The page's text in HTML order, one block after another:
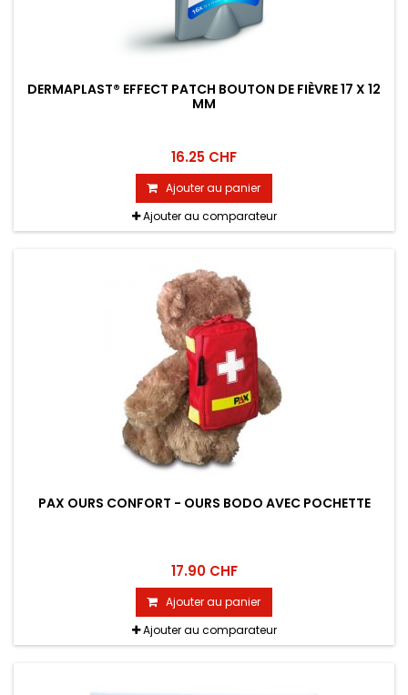
DERMAPLAST® EFFECT PATCH BOUTON DE FIÈVRE 17 X 12
MM
16.25 CHF
Ajouter au panier
Ajouter au comparateur
PAX OURS CONFORT - OURS BODO AVEC POCHETTE
17.90 CHF
Ajouter au panier
Ajouter au comparateur